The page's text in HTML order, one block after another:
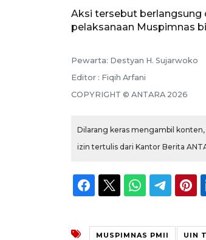
Aksi tersebut berlangsung
pelaksanaan Muspimnas
Pewarta: Destyan H. Sujarwoko
Editor : Fiqih Arfani
COPYRIGHT © ANTARA 2026
Dilarang keras mengambil
izin tertulis dari Kantor Berita
MUSPIMNAS PMII UIN